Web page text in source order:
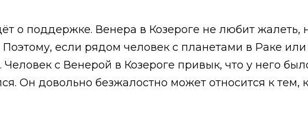
о поддержке. Венера в Козероге не любит жалеть,
если рядом человек с планетами в Раке
с Венерой в Козероге привык, что у него
Он довольно безжалостно может относится к тем,